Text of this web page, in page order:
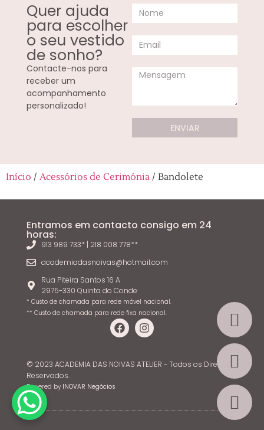
Quer ajuda
para escolher
o seu vestido
de sonho?
Contacte-nos para
receber um
acompanhamento
personalizado!
ENVIAR
Início / Acessórios de Cerimónia / Bandolete
© 2023 ACADEMIA DAS NOIVAS ATELIER - Todos os Direitos
Reservados.
Powered by INOVAR Negócios
* Custo de chamada para rede móvel nacional.
** Custo de chamada para rede fixa nacional.
913 989 733* | 218 008 778**
academiadasnoivas@hotmail.com
Rua Piteira Santos 16 A
2975-330 Quinta do Conde
Entramos em contacto consigo em 24
horas: